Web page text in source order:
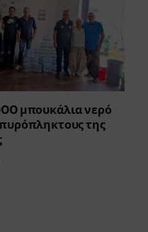
μπουκάλια νερό
πυρόπληκτους της